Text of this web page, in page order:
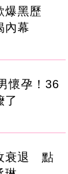
爆黑歷
幕
懷孕！36
了
衰退 點